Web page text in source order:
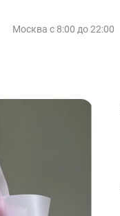
Москва с 8:00 до 22:00